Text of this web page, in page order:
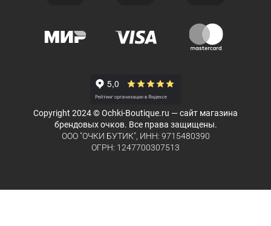
Copyright 2024 © Ochki-Boutique.ru — сайт магазина
брендовых очков. Все права защищены.
ООО "ОЧКИ БУТИК", ИНН: 9715480390
ОГРН: 1247700307513